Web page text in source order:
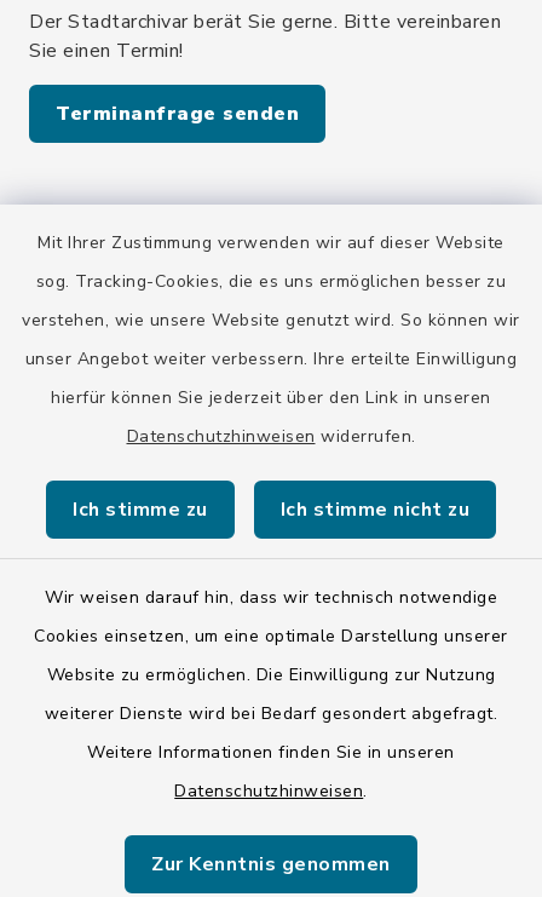
Mit Ihrer Zustimmung verwenden wir auf dieser Website
sog. Tracking-Cookies, die es uns ermöglichen besser zu
verstehen, wie unsere Website genutzt wird. So können wir
unser Angebot weiter verbessern. Ihre erteilte Einwilligung
hierfür können Sie jederzeit über den Link in unseren
Datenschutzhinweisen widerrufen.
Ich stimme zu Ich stimme nicht zu
Wir weisen darauf hin, dass wir technisch notwendige
Cookies einsetzen, um eine optimale Darstellung unserer
Website zu ermöglichen. Die Einwilligung zur Nutzung
weiterer Dienste wird bei Bedarf gesondert abgefragt.
Weitere Informationen finden Sie in unseren
Datenschutzhinweisen.
Zur Kenntnis genommen
Der Stadtarchivar berät Sie gerne. Bitte vereinbaren
Sie einen Termin!
Terminanfrage senden
Quicklinks
Stadt Wolfratshausen
Kontakt
Barrierefreiheit
Impressum
ISIS 12
Sitemap
Cookie-Einstellungen